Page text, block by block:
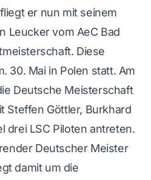
er nun mit seinem
Leucker vom AeC Bad
Diese
30. Mai in Polen statt. Am
Deutsche Meisterschaft
Steffen Göttler, Burkhard
drei LSC Piloten antreten.
Deutscher Meister
damit um die